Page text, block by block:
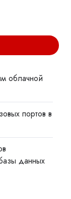
облачной
портов в
данных